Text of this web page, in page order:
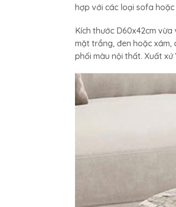
hợp với các loại sofa hoặc
Kích thước D60x42cm
mặt trắng, đen hoặc xám,
phối màu nội thất. Xuất